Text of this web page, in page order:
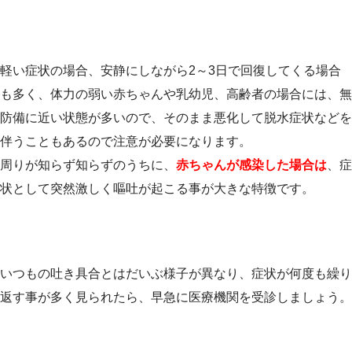
軽い症状の場合、安静にしながら2～3日で回復してくる場合
も多く、体力の弱い赤ちゃんや乳幼児、高齢者の場合には、無
防備に近い状態が多いので、そのまま悪化して脱水症状などを
伴うこともあるので注意が必要になります。
周りが知らず知らずのうちに、 赤ちゃんが感染した場合は 、症
状として突然激しく嘔吐が起こる事が大きな特徴です。
いつもの吐き具合とはだいぶ様子が異なり、症状が何度も繰り
返す事が多く見られたら、早急に医療機関を受診しましょう。